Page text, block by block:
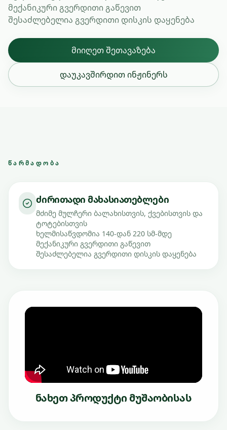
მექანიკური გვერდითი გაწევით
შესაძლებელია გვერდითი დისკის დაყენება
მიიღეთ შეთავაზება
დაუკავშირდით ინჟინერს
ᲬᲐᲠᲛᲐᲓᲝᲑᲐ
ძირითადი მახასიათებლები
მძიმე მულჩერი ბალახისთვის, ქვებისთვის და
ტოტებისთვის
ხელმისაწვდომია 140-დან 220 სმ-მდე
მექანიკური გვერდითი გაწევით
შესაძლებელია გვერდითი დისკის დაყენება
ნახეთ პროდუქტი მუშაობისას